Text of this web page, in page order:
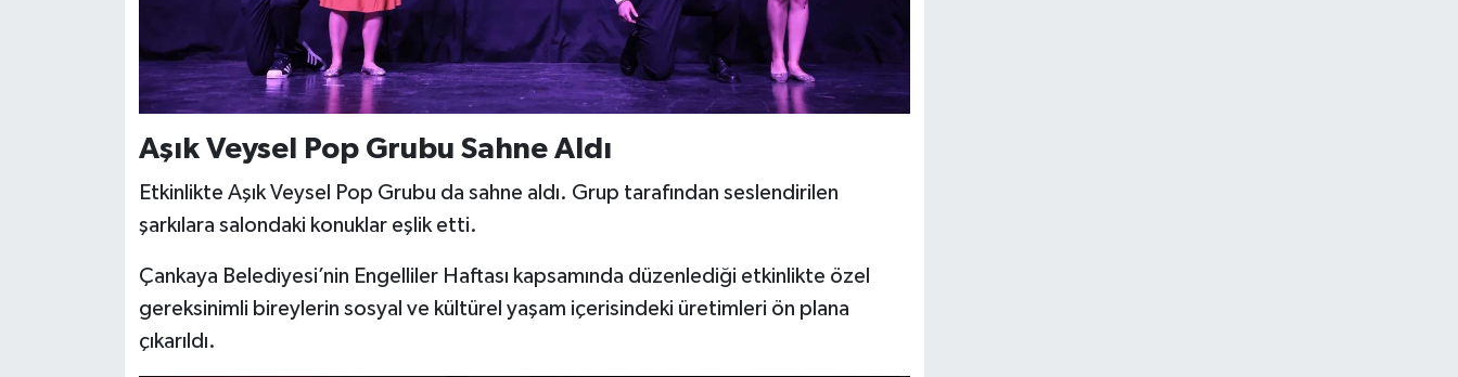
Aşık Veysel Pop Grubu Sahne Aldı
Etkinlikte Aşık Veysel Pop Grubu da sahne aldı. Grup tarafından seslendirilen
şarkılara salondaki konuklar eşlik etti.
Çankaya Belediyesi’nin Engelliler Haftası kapsamında düzenlediği etkinlikte özel
gereksinimli bireylerin sosyal ve kültürel yaşam içerisindeki üretimleri ön plana
çıkarıldı.